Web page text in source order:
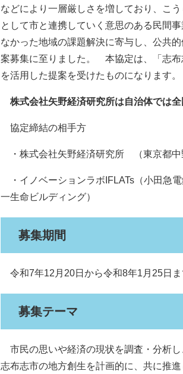
などにより一層厳しさを増しており、こ
として市と連携していく意思のある民間
なかった地域の課題解決に寄与し、公共
案募集に至りました。 本協定は、「志布
を活用した提案を受けたものになります。
株式会社矢野経済研究所は自治体では
協定締結の相手方
・株式会社矢野経済研究所 （東京都中
・イノベーションラボIFLATs（小田急
一生命ビルディング）
募集期間
令和7年12月20日から令和8年1月25日
募集テーマ
市民の思いや経済の現状を調査・分析し
志布志市の地方創生を計画的に、共に推